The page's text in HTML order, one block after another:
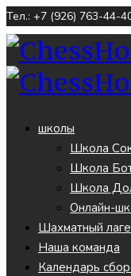
Тел.: +7 (926) 763-44-
школы
Школа
Школа
Школа
Онлайн-
Шахматный
Наша команда
Календарь